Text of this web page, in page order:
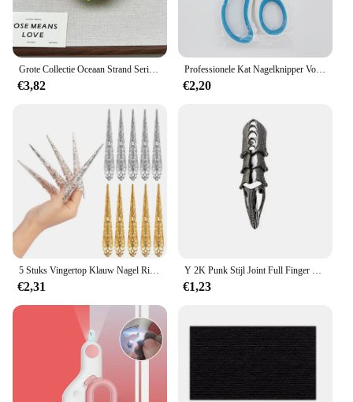
€3,82
Professionele Kat Nagelknipper Voor Kleine Kat Hond Rvs Puppy Klauwen Cutter Huisdier Nagel Trimmer Trimmer
€2,20
€2,31 €1,23